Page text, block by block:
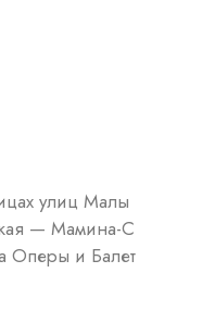
улиц Малы
— Мамина-С
Оперы и Балет